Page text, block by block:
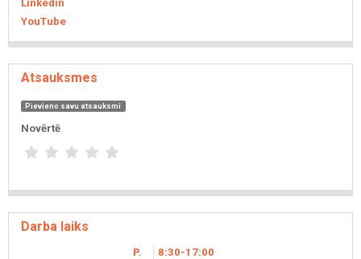
Linkedin
YouTube
Atsauksmes
Pievieno savu atsauksmi
Novērtē
Darba laiks
P. 8 30-17 00